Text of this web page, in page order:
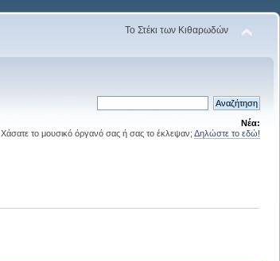
Το Στέκι των Κιθαρωδών
Νέα:
Χάσατε το μουσικό όργανό σας ή σας το έκλεψαν; Δηλώστε το εδώ!